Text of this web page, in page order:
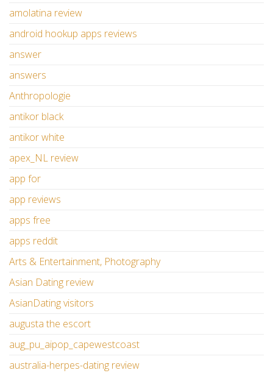
amolatina review
android hookup apps reviews
answer
answers
Anthropologie
antikor black
antikor white
apex_NL review
app for
app reviews
apps free
apps reddit
Arts & Entertainment, Photography
Asian Dating review
AsianDating visitors
augusta the escort
aug_pu_aipop_capewestcoast
australia-herpes-dating review